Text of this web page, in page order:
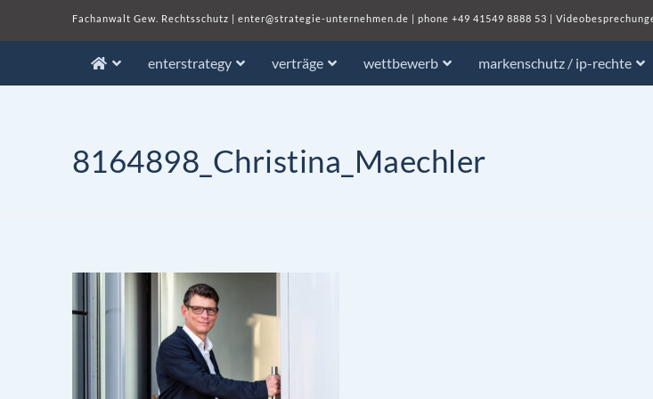
Fachanwalt Gew. Rechtsschutz | enter@strategie-unternehmen.de | phone +49 41549 8888 53 |
enterstrategy verträge wettbewerb markenschutz / ip-rechte
8164898_Christina_Maechler